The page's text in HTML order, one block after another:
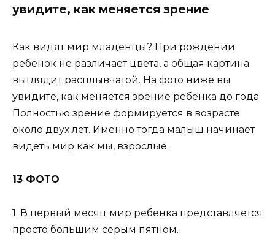
увидите, как меняется зрение
Как видят мир младенцы? При рождении
ребенок не различает цвета, а общая картина
выглядит расплывчатой. На фото ниже вы
увидите, как меняется зрение ребенка до года.
Полностью зрение формируется в возрасте
около двух лет. Именно тогда малыш начинает
видеть мир как мы, взрослые.
13 ФОТО
1. В первый месяц мир ребенка представляется
просто большим серым пятном.